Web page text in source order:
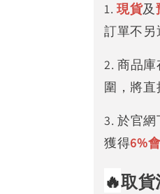
1. 現貨及
訂單不另
2. 商品
圍，將直
3. 於官
獲得6%
🔥取貨